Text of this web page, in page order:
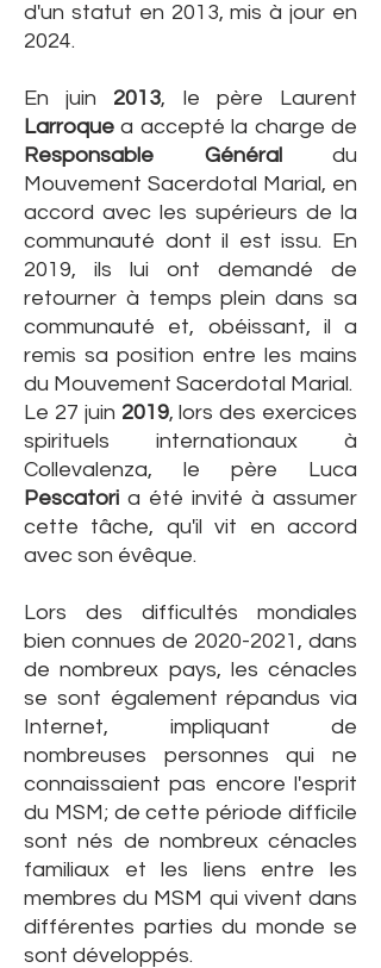
d'un statut en 2013, mis à jour en
2024.
En juin 2013, le père Laurent
Larroque a accepté la charge de
Responsable Généraldu
Mouvement Sacerdotal Marial, en
accord avec les supérieurs de la
communauté dont il est issu. En
2019, ils lui ont demandé de
retourner à temps plein dans sa
communauté et, obéissant, il a
remis sa position entre les mains
du Mouvement Sacerdotal Marial.
Le 27 juin 2019, lors des exercices
spirituels internationaux à
Collevalenza, le père Luca
Pescatori a été invité à assumer
cette tâche, qu'il vit en accord
avec son évêque.
Lors des difficultés mondiales
bien connues de 2020-2021 , dans
de nombreux pays, les cénacles
se sont également répandus via
Internet, impliquant de
nombreuses personnes qui ne
connaissaient pas encore l'esprit
du MSM; de cette période difficile
sont nés de nombreux cénacles
familiaux et les liens entre les
membres du MSM qui vivent dans
différentes parties du monde se
sont développés.